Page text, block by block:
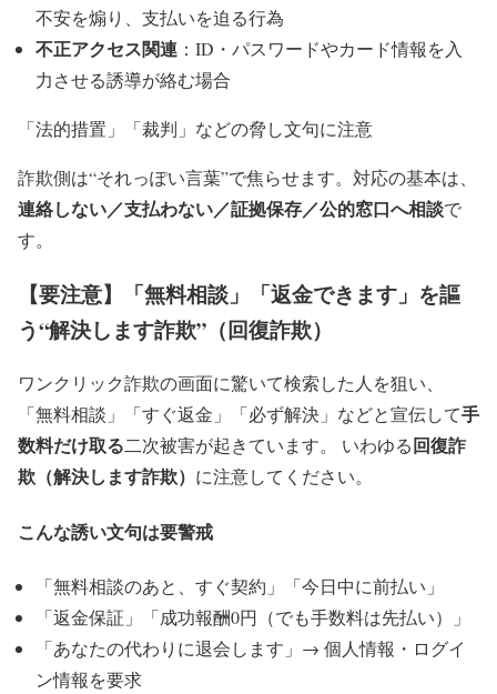
不安を煽り、支払いを迫る行為
不正アクセス関連 ：ID・パスワードやカード情報を入
力させる誘導が絡む場合
「法的措置」「裁判」などの脅し文句に注意
詐欺側は“それっぽい言葉”で焦らせます。対応の基本は、
連絡しない／支払わない／証拠保存／公的窓口へ相談で
す。
【要注意】「無料相談」「返金できます」を謳
う“解決します詐欺”（回復詐欺）
ワンクリック詐欺の画面に驚いて検索した人を狙い、
「無料相談」「すぐ返金」「必ず解決」などと宣伝して手
数料だけ取る二次被害が起きています。 いわゆる回復詐
欺（解決します詐欺） に注意してください。
こんな誘い文句は要警戒
「無料相談のあと、すぐ契約」「今日中に前払い」
「返金保証」「成功報酬0円（でも手数料は先払い）」
「あなたの代わりに退会します」→ 個人情報・ログイ
ン情報を要求